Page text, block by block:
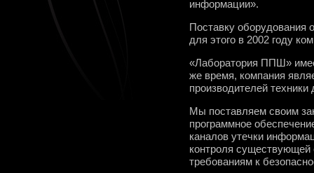
информации».
Поставку оборудования
для этого в 2002 году
«Лаборатория ППШ»
же время, компания
производителей
Мы поставляем своим
программное
каналов утечки
контроля существующей
требованиям к